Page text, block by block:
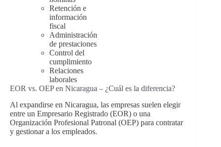
Retención e
información
fiscal
Administración
de prestaciones
Control del
cumplimiento
Relaciones
laborales
EOR vs. OEP en Nicaragua – ¿Cuál es la diferencia?
Al expandirse en Nicaragua, las empresas suelen elegir
entre un Empresario Registrado (EOR) o una
Organización Profesional Patronal (OEP) para contratar
y gestionar a los empleados.